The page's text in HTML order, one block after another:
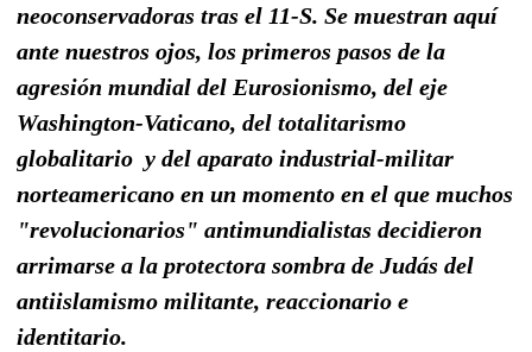
neoconservadoras tras el 11-S. Se muestran aquí
ante nuestros ojos, los primeros pasos de la
agresión mundial del Eurosionismo, del eje
Washington-Vaticano, del totalitarismo
globalitario y del aparato industrial-militar
norteamericano en un momento en el que muchos
"revolucionarios" antimundialistas decidieron
arrimarse a la protectora sombra de Judás del
antiislamismo militante, reaccionario e
identitario.